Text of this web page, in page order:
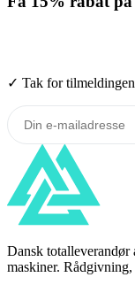
✓ Tak for
Dansk
maskiner. Rådgivning,